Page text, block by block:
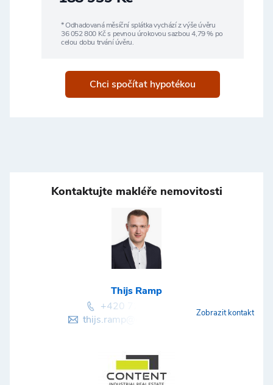
* Odhadovaná měsíční splátka vychází z výše úvěru
36 052 800 Kč s pevnou úrokovou sazbou4,79% po
celou dobu trvání úvěru.
Chci spočítat hypotékou
Kontaktujte makléře nemovitosti
Thijs Ramp
+420 720 020 655
thijs.ramp@contentreality.czZobrazit kontakt